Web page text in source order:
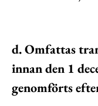
d. Omfattas
innan den 1
genomförts